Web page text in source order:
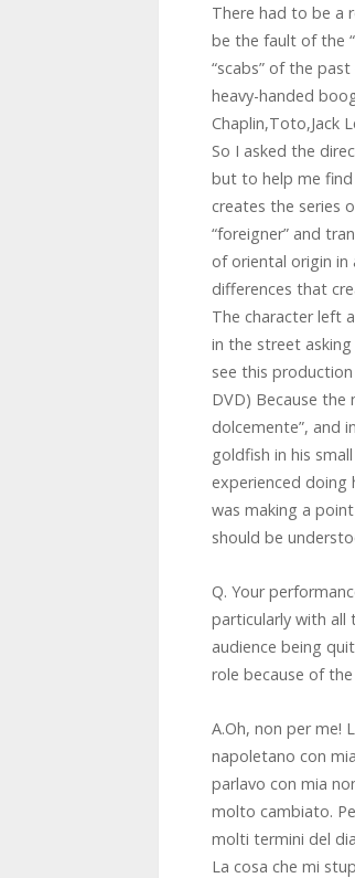
There had to be a
be the fault of the
“scabs” of the
heavy-handed
Chaplin,Toto,Jack
So I asked the
but to help me find
creates the series
“foreigner” and
of oriental origin in
differences that
The character left
in the street
see this
DVD) Because the
dolcemente”, and
goldfish in his
experienced doing
was making a
should be
Q. Your
particularly with all
audience being
role because of
A.Oh, non per me!
napoletano con
parlavo con mia
molto cambiato.
molti termini del
La cosa che mi